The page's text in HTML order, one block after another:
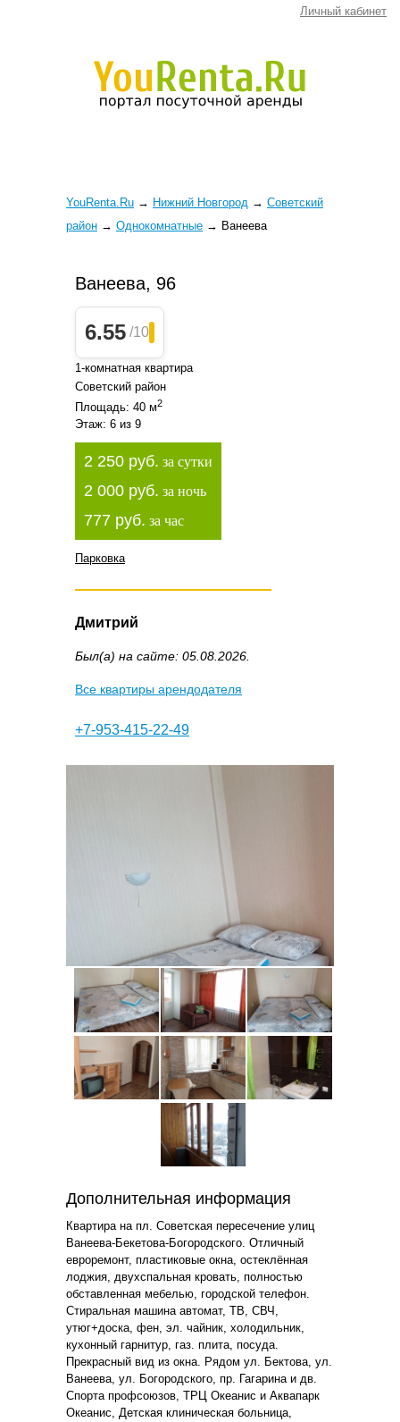
Личный кабинет
YouRenta.Ru → Нижний Новгород → Советский
район → Однокомнатные → Ванеева
Ванеева, 96
6.55 /10
1-комнатная квартира
Советский район
Площадь: 40 м2
Этаж: 6 из 9
2 250 руб. за сутки
2 000 руб. за ночь
777 руб. за час
Парковка
Дмитрий
Был(а) на сайте: 05.08.2026.
Все квартиры арендодателя
+7-953-415-22-49
Дополнительная информация
Квартира на пл. Советская пересечение улиц
Ванеева-Бекетова-Богородского. Отличный
евроремонт, пластиковые окна, остеклённая
лоджия, двухспальная кровать, полностью
обставленная мебелью, городской телефон.
Стиральная машина автомат, ТВ, СВЧ,
утюг+доска, фен, эл. чайник, холодильник,
кухонный гарнитур, газ. плита, посуда.
Прекрасный вид из окна. Рядом ул. Бектова, ул.
Ванеева, ул. Богородского, пр. Гагарина и дв.
Спорта профсоюзов, ТРЦ Океанис и Аквапарк
Океанис, Детская клиническая больница,